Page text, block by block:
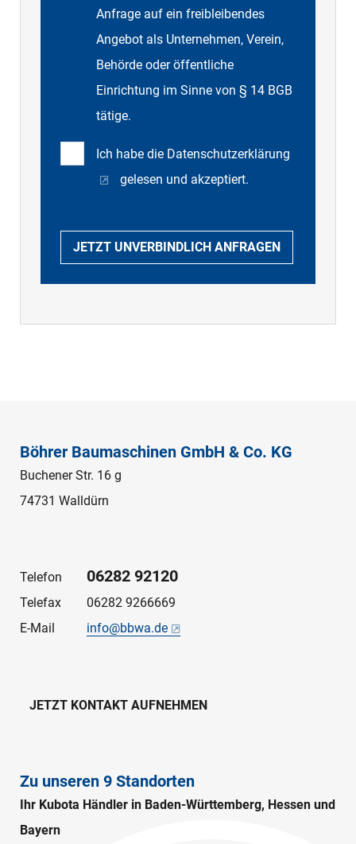
Anfrage auf ein freibleibendes
Angebot als Unternehmen, Verein,
Behörde oder öffentliche
Einrichtung im Sinne von § 14 BGB
tätige.
Ich habe die Datenschutzerklärung
gelesen und akzeptiert.
JETZT UNVERBINDLICH ANFRAGEN
Böhrer Baumaschinen GmbH & Co. KG
Buchener Str. 16 g
74731 Walldürn
Telefon 06282 92120
Telefax
06282 9266669
E-Mail
info@bbwa.de
JETZT KONTAKT AUFNEHMEN
Zu unseren 9 Standorten
Ihr Kubota Händler in Baden-Württemberg, Hessen und
Bayern